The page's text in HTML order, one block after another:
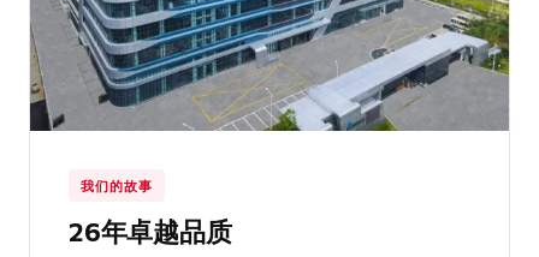
我们的故事
26年卓越品质